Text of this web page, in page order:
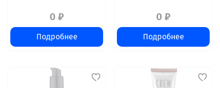
0 ₽
Подробнее
0 ₽
Подробнее